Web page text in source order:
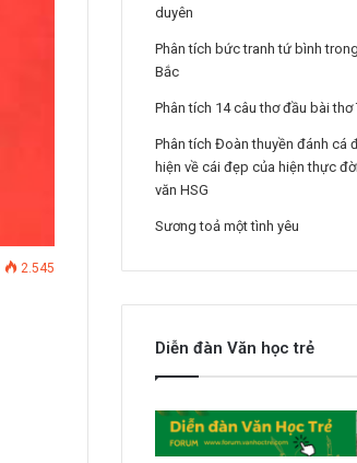
2.545
duyên
Phân tích bức tranh tứ bình
Bắc
Phân tích 14 câu thơ đầu bài thơ
Phân tích Đoàn thuyền đánh cá
hiện về cái đẹp của hiện thực
văn HSG
Sương toả một tình yêu
Diễn đàn Văn học trẻ